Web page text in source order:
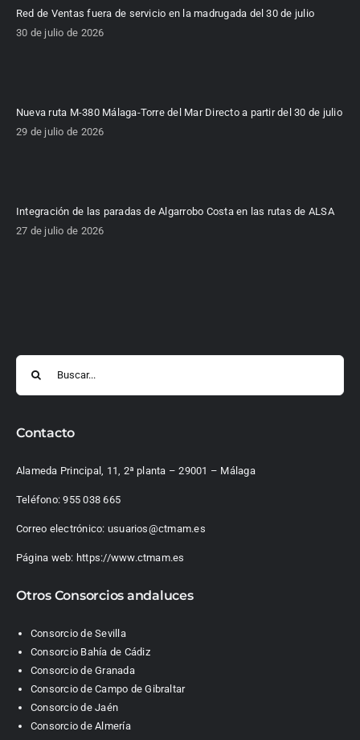
Red de Ventas fuera de servicio en la madrugada del 30 de julio
30 de julio de 2026
Nueva ruta M-380 Málaga-Torre del Mar Directo a partir del 30 de julio
29 de julio de 2026
Integración de las paradas de Algarrobo Costa en las rutas de ALSA
27 de julio de 2026
Buscar:
Contacto
Alameda Principal, 11, 2ª planta – 29001 – Málaga
Teléfono:955 038 665
Correo electrónico: usuarios@ctmam.es
Página web: https://www.ctmam.es
Otros Consorcios andaluces
Consorcio de Sevilla
Consorcio Bahía de Cádiz
Consorcio de Granada
Consorcio de Campo de Gibraltar
Consorcio de Jaén
Consorcio de Almería